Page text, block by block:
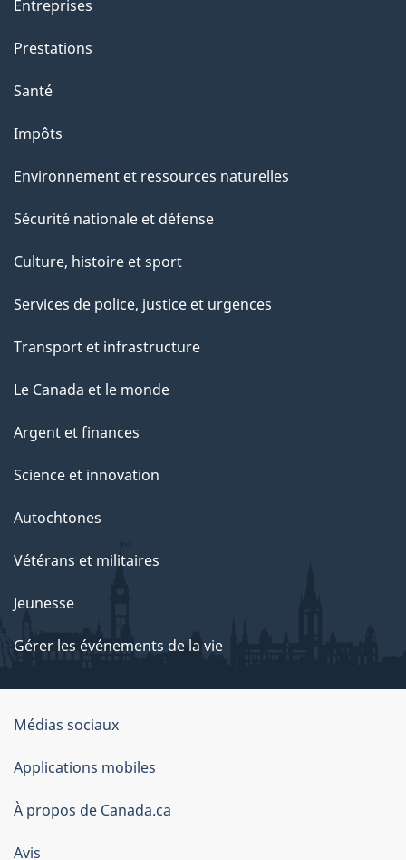
Entreprises
Prestations
Santé
Impôts
Environnement et ressources naturelles
Sécurité nationale et défense
Culture, histoire et sport
Services de police, justice et urgences
Transport et infrastructure
Le Canada et le monde
Argent et finances
Science et innovation
Autochtones
Vétérans et militaires
Jeunesse
Gérer les événements de la vie
Organisation
du
gouvernement
du
Canada
Médias sociaux
Applications mobiles
À propos de Canada.ca
Avis